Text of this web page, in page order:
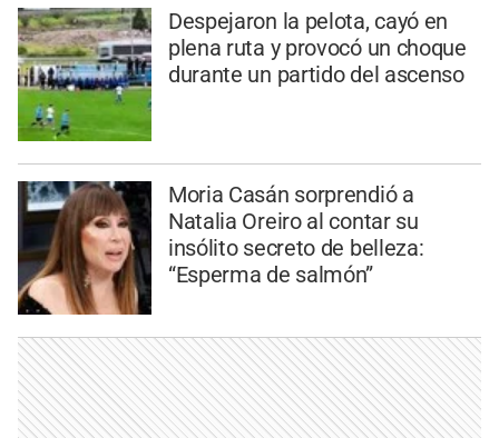
Despejaron la pelota, cayó en
plena ruta y provocó un choque
durante un partido del ascenso
Moria Casán sorprendió a
Natalia Oreiro al contar su
insólito secreto de belleza:
“Esperma de salmón”